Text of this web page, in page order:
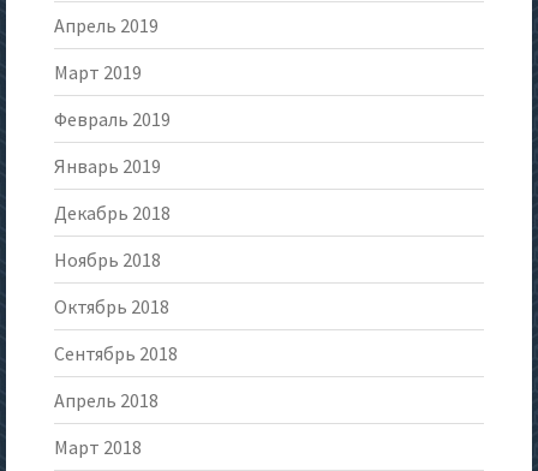
Апрель 2019
Март 2019
Февраль 2019
Январь 2019
Декабрь 2018
Ноябрь 2018
Октябрь 2018
Сентябрь 2018
Апрель 2018
Март 2018